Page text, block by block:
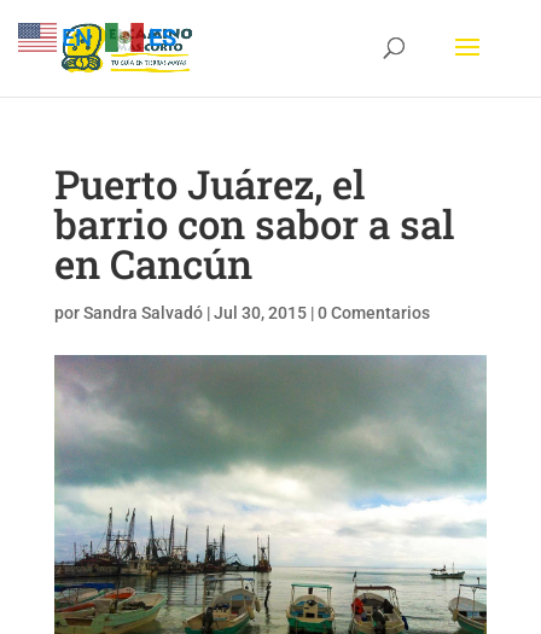
Puerto Juárez, el
barrio con sabor a sal
en Cancún
porSandra Salvadó|Jul 30, 2015|0 Comentarios
EN ES